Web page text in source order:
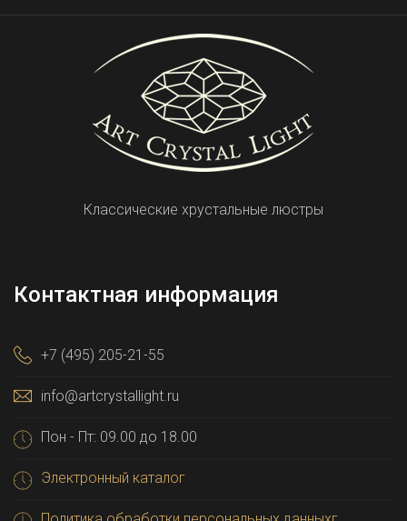
Классические хрустальные люстры
Контактная информация
+7 (495) 205-21-55
info@artcrystallight.ru
Пон - Пт: 09.00 до 18.00
Электронный каталог